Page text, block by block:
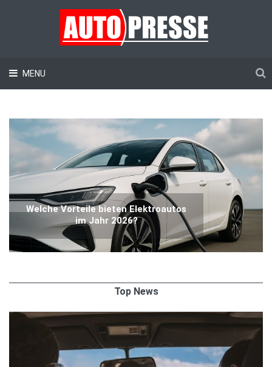
MENU
Welche Vorteile bieten Elektroautos
im Jahr 2026?
Top News